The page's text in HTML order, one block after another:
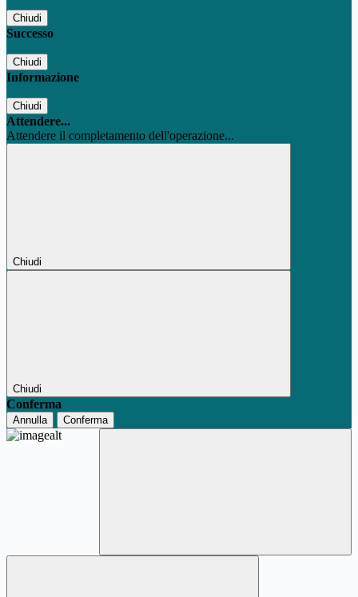
Chiudi
Successo
Chiudi
Informazione
Chiudi
Attendere...
Attendere il completamento dell'operazione...
Chiudi
Chiudi
Conferma
Annulla Conferma